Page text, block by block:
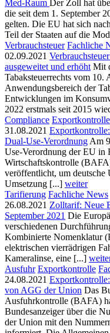
Med-Raum
Der Zoll hat
die seit dem 1. September
gelten. Die EU hat sich
Teil der Staaten auf die
Verbrauchsteuer Fachliche
02.09.2021
ausgeweitet und erhöht Mit
Tabaksteuerrechts vom 10.
Anwendungsbereich der
Entwicklungen im
2022 erstmals seit 2015
Compliance Exportkontrolle
31.08.2021
Dual-Use-Verordnung Am
Use-Verordnung der EU in
Wirtschaftskontrolle
veröffentlicht, um deutsche
Umsetzung [...] weiter
Tarifierung Fachliche News
26.08.2021 Zolltarif: Neue
September 2021 Die
verschiedenen
Kombinierte Nomenklatur
elektrischen vierrädrigen
Kameralinse, eine [...]
Ausfuhr Exportkontrolle
24.08.2021
von AGG der Union Das
Ausfuhrkontrolle (BAFA)
Bundesanzeiger über die
der Union mit den